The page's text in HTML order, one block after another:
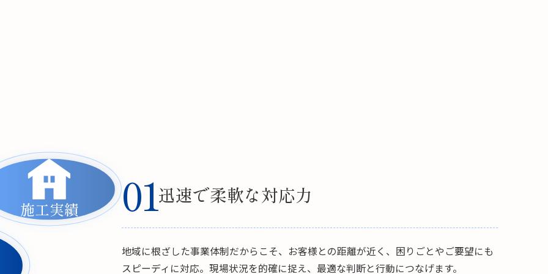
施工実績 01迅速で柔軟な対応力
地域に根ざした事業体制だからこそ、お客様との距離が近く、困りごとやご要望にも
スピーディに対応。現場状況を的確に捉え、最適な判断と行動につなげます。